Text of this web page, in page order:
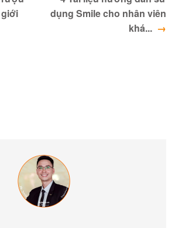
dụng Smile cho nhân viên
khá... →